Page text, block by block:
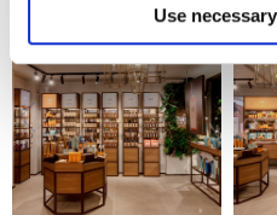
Find out more about how
and set your preferences in
We use cookies to
provide social media
We also share information
our social media,
Use